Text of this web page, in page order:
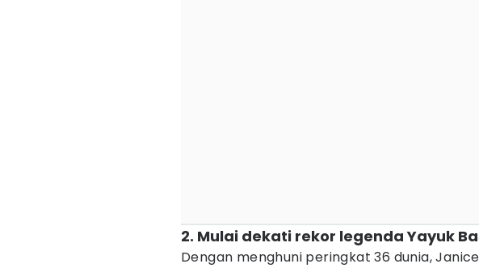
2. Mulai dekati rekor legenda Yayuk
Dengan menghuni peringkat 36 dunia,